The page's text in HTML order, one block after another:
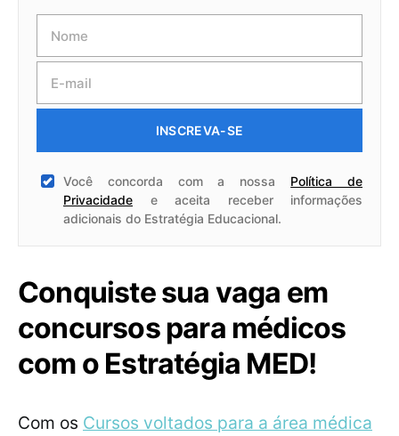
INSCREVA-SE
Você concorda com a nossa Política de
Privacidade e aceita receber informações
adicionais do Estratégia Educacional.
Conquiste sua vaga em
concursos para médicos
com o Estratégia MED!
Com os Cursos voltados para a área médica